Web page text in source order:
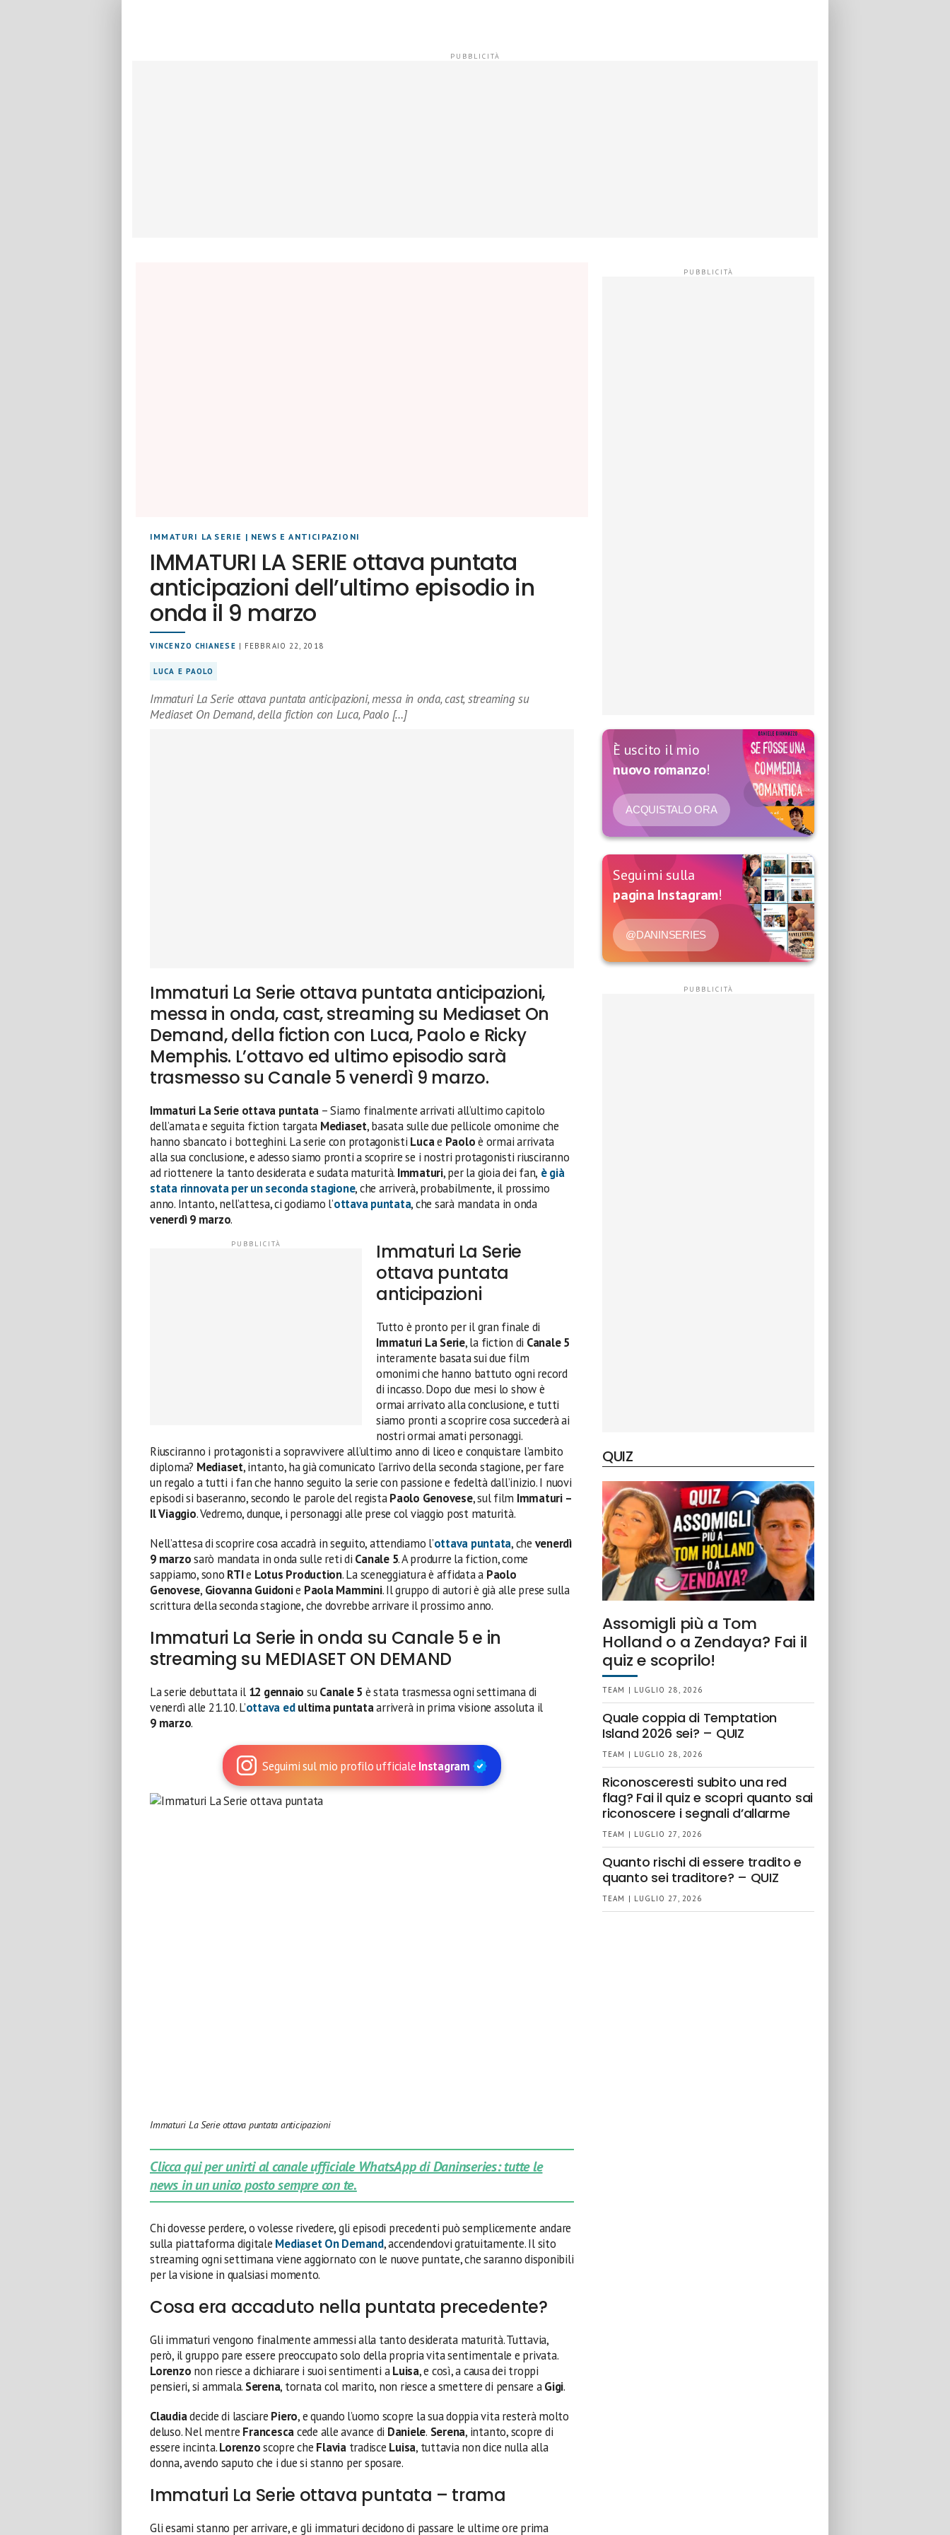
IMMATURI LA SERIE | NEWS E ANTICIPAZIONI
IMMATURI LA SERIE ottava puntata
anticipazioni dell’ultimo episodio in
onda il 9 marzo
VINCENZO CHIANESE | FEBBRAIO 22, 2018
LUCA E PAOLO
Immaturi La Serie ottava puntata anticipazioni, messa in onda, cast, streaming su
Mediaset On Demand, della fiction con Luca, Paolo […]
Immaturi La Serie ottava puntata anticipazioni,
messa in onda, cast, streaming su Mediaset On
Demand, della fiction con Luca, Paolo e Ricky
Memphis. L’ottavo ed ultimo episodio sarà
trasmesso su Canale 5 venerdì 9 marzo.
Immaturi La Serie ottava puntata – Siamo finalmente arrivati all’ultimo capitolo
dell’amata e seguita fiction targata Mediaset, basata sulle due pellicole omonime che
hanno sbancato i botteghini. La serie con protagonisti Lucae Paoloè ormai arrivata
alla sua conclusione, e adesso siamo pronti a scoprire se i nostri protagonisti riusciranno
ad riottenere la tanto desiderata e sudata maturità. Immaturi, per la gioia dei fan, è già
stata rinnovata per un seconda stagione, che arriverà, probabilmente, il prossimo
anno. Intanto, nell’attesa, ci godiamo l’ottava puntata, che sarà mandata in onda
venerdì 9 marzo.
Immaturi La Serie
ottava puntata
anticipazioni
Tutto è pronto per il gran finale di
Immaturi La Serie, la fiction di Canale 5
interamente basata sui due film
omonimi che hanno battuto ogni record
di incasso. Dopo due mesi lo show è
ormai arrivato alla conclusione, e tutti
siamo pronti a scoprire cosa succederà ai
nostri ormai amati personaggi.
Riusciranno i protagonisti a sopravvivere all’ultimo anno di liceo e conquistare l’ambito
diploma? Mediaset, intanto, ha già comunicato l’arrivo della seconda stagione, per fare
un regalo a tutti i fan che hanno seguito la serie con passione e fedeltà dall’inizio. I nuovi
episodi si baseranno, secondo le parole del registaPaolo Genovese, sul film Immaturi –
Il Viaggio. Vedremo, dunque, i personaggi alle prese col viaggio post maturità.
Nell’attesa di scoprire cosa accadrà in seguito, attendiamo l’ottava puntata, che venerdì
9 marzosarò mandata in onda sulle reti di Canale 5. A produrre la fiction, come
sappiamo, sono RTIe Lotus Production. La sceneggiatura è affidata a Paolo
Genovese, Giovanna Guidonie Paola Mammini. Il gruppo di autori è già alle prese sulla
scrittura della seconda stagione, che dovrebbe arrivare il prossimo anno.
Immaturi La Serie in onda su Canale 5 e in
streaming su MEDIASET ON DEMAND
La serie debuttata il 12 gennaio suCanale 5 è stata trasmessa ogni settimana di
venerdì alle 21.10. L’ottava edultima puntataarriverà in prima visione assoluta il
9 marzo.
Seguimi sul mio profilo ufficiale Instagram
Immaturi La Serie ottava puntata anticipazioni
Clicca qui per unirti al canale ufficiale WhatsApp di Daninseries: tutte le
news in un unico posto sempre con te.
Chi dovesse perdere, o volesse rivedere, gli episodi precedenti può semplicemente andare
sulla piattaforma digitale Mediaset On Demand, accendendovi gratuitamente. Il sito
streaming ogni settimana viene aggiornato con le nuove puntate, che saranno disponibili
per la visione in qualsiasi momento.
Cosa era accaduto nella puntata precedente?
Gli immaturi vengono finalmente ammessi alla tanto desiderata maturità. Tuttavia,
però, il gruppo pare essere preoccupato solo della propria vita sentimentale e privata.
Lorenzo non riesce a dichiarare i suoi sentimenti aLuisa, e così, a causa dei troppi
pensieri, si ammala. Serena, tornata col marito, non riesce a smettere di pensare aGigi.
Claudiadecide di lasciare Piero, e quando l’uomo scopre la sua doppia vita resterà molto
deluso. Nel mentre Francescacede alle avance di Daniele. Serena, intanto, scopre di
essere incinta.Lorenzoscopre che Flaviatradisce Luisa, tuttavia non dice nulla alla
donna, avendo saputo che i due si stanno per sposare.
Immaturi La Serie ottava puntata – trama
Gli esami stanno per arrivare, e gli immaturi decidono di passare le ultime ore prima
È uscito il mio
nuovo romanzo!
ACQUISTALO ORA
Seguimi sulla
pagina Instagram!
@DANINSERIES
QUIZ
Assomigli più a Tom
Holland o a Zendaya? Fai il
quiz e scoprilo!
TEAM | LUGLIO 28, 2026
Quale coppia di Temptation
Island 2026 sei? – QUIZ
TEAM | LUGLIO 28, 2026
Riconosceresti subito una red
flag? Fai il quiz e scopri quanto sai
riconoscere i segnali d’allarme
TEAM | LUGLIO 27, 2026
Quanto rischi di essere tradito e
quanto sei traditore? – QUIZ
TEAM | LUGLIO 27, 2026